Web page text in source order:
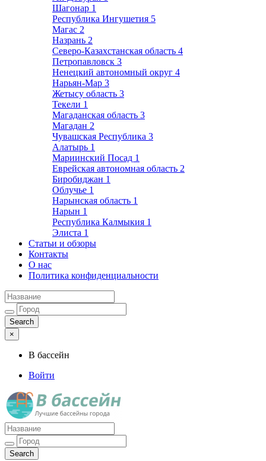
Шагонар 1
Республика Ингушетия 5
Магас 2
Назрань 2
Северо-Казахстанская область 4
Петропавловск 3
Ненецкий автономный округ 4
Нарьян-Мар 3
Жетысу область 3
Текели 1
Магаданская область 3
Магадан 2
Чувашская Республика 3
Алатырь 1
Мариинский Посад 1
Еврейская автономная область 2
Биробиджан 1
Облучье 1
Нарынская область 1
Нарын 1
Республика Калмыкия 1
Элиста 1
Статьи и обзоры
Контакты
О нас
Политика конфиденциальности
×
В бассейн
Войти
Лучшие бассейны города